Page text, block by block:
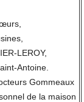
LEROY,
Antoine.
Gommeaux
de la maison